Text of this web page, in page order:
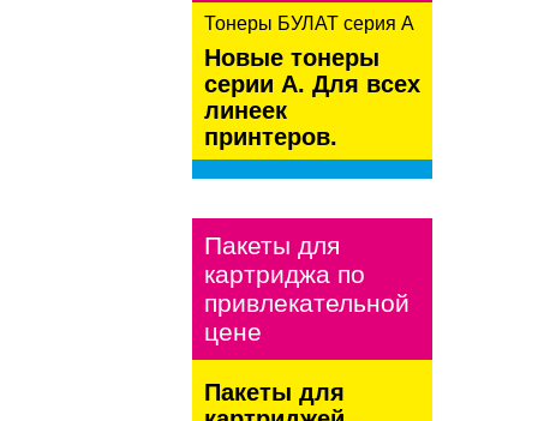
kaspersky
Тонеры БУЛАТ серия А
Новые тонеры
серии А. Для всех
линеек
принтеров.
Пакеты для
картриджа по
привлекательной
цене
Пакеты для